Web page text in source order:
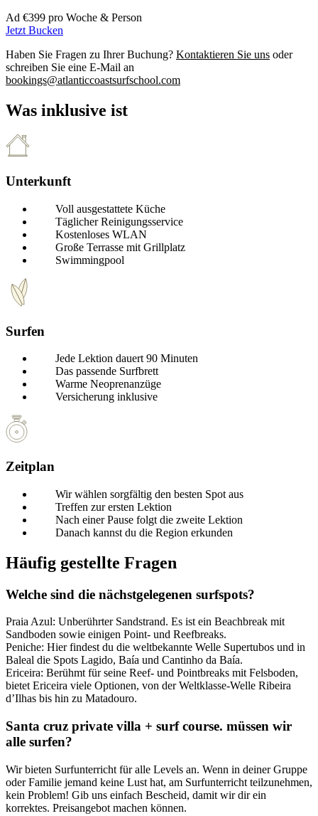
Ad €399 pro Woche & Person
Jetzt Bucken
Haben Sie Fragen zu Ihrer Buchung? Kontaktieren Sie uns oder
schreiben Sie eine E-Mail an
bookings@atlanticcoastsurfschool.com
Was inklusive ist
Unterkunft
Voll ausgestattete Küche
Täglicher Reinigungsservice
Kostenloses WLAN
Große Terrasse mit Grillplatz
Swimmingpool
Surfen
Jede Lektion dauert 90 Minuten
Das passende Surfbrett
Warme Neoprenanzüge
Versicherung inklusive
Zeitplan
Wir wählen sorgfältig den besten Spot aus
Treffen zur ersten Lektion
Nach einer Pause folgt die zweite Lektion
Danach kannst du die Region erkunden
Häufig gestellte Fragen
Welche sind die nächstgelegenen surfspots?
Praia Azul: Unberührter Sandstrand. Es ist ein Beachbreak mit
Sandboden sowie einigen Point- und Reefbreaks.
Peniche: Hier findest du die weltbekannte Welle Supertubos und in
Baleal die Spots Lagido, Baía und Cantinho da Baía.
Ericeira: Berühmt für seine Reef- und Pointbreaks mit Felsboden,
bietet Ericeira viele Optionen, von der Weltklasse-Welle Ribeira
d’Ilhas bis hin zu Matadouro.
Santa cruz private villa + surf course. müssen wir
alle surfen?
Wir bieten Surfunterricht für alle Levels an. Wenn in deiner Gruppe
oder Familie jemand keine Lust hat, am Surfunterricht teilzunehmen,
kein Problem! Gib uns einfach Bescheid, damit wir dir ein
korrektes. Preisangebot machen können.